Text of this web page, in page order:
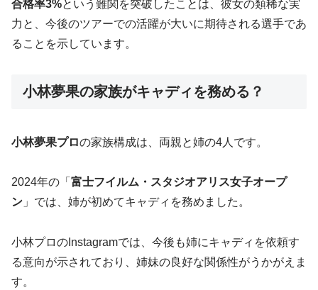
合格率3%という難関を突破したことは、彼女の類稀な実
力と、今後のツアーでの活躍が大いに期待される選手であ
ることを示しています。
小林夢果の家族がキャディを務める？
小林夢果プロの家族構成は、両親と姉の4人です。
2024年の「 富士フイルム・スタジオアリス女子オープ
ン 」では、姉が初めてキャディを務めました。
小林プロのInstagramでは、今後も姉にキャディを依頼す
る意向が示されており、姉妹の良好な関係性がうかがえま
す。